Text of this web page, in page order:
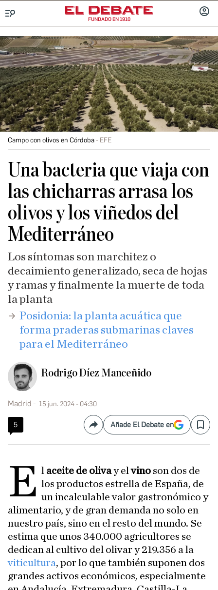
FUNDADO EN 1910
Campo con olivos en Córdoba EFE
Una bacteria que viaja con
las chicharras arrasa los
olivos y los viñedos del
Mediterráneo
Los síntomas son marchitez o
decaimiento generalizado, seca de hojas
y ramas y finalmente la muerte de toda
la planta
​Posidonia: la planta acuática que
forma praderas submarinas claves
para el Mediterráneo
Rodrigo Díez Manceñido
Madrid 15 jun. 2024 - 04:30
5 CompartirAñade El Debate en Save
E l aceite de olivay elvino son dos de
los productos estrella de España, de
un incalculable valor gastronómico y
alimentario, y de gran demanda no solo en
nuestro país, sino en el resto del mundo. Se
estima que unos 340.000 agricultores se
dedican al cultivo del olivar y 219.356 a la
viticultura, por lo que también suponen dos
grandes activos económicos, especialmente